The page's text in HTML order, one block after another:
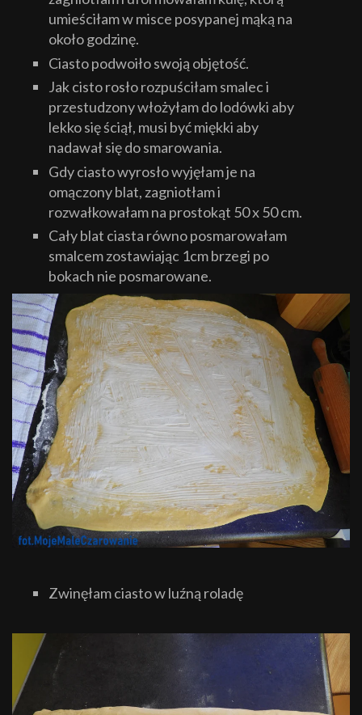
umieściłam w misce posypanej mąką na
około godzinę.
Ciasto podwoiło swoją objętość.
Jak cisto rosło rozpuściłam smalec i
przestudzony włożyłam do lodówki aby
lekko się ściął, musi być miękki aby
nadawał się do smarowania.
Gdy ciasto wyrosło wyjęłam je na
omączony blat, zagniotłam i
rozwałkowałam na prostokąt 50 x 50 cm.
Cały blat ciasta równo posmarowałam
smalcem zostawiając 1cm brzegi po
bokach nie posmarowane.
Zwinęłam ciasto w luźną roladę